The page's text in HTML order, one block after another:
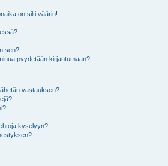
on silti väärin!
sen?
pyydetään kirjautumaan?
vastauksen?
kyselyyn?